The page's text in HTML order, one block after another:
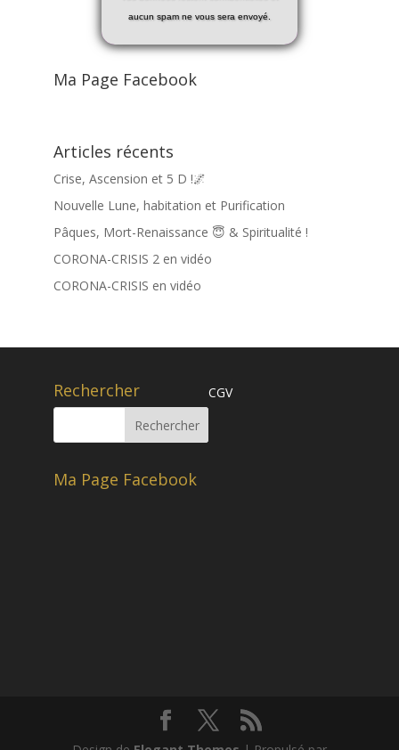
aucun spam ne vous sera envoyé.
Ma Page Facebook
Articles récents
Crise, Ascension et 5 D !🌌
Nouvelle Lune, habitation et Purification
Pâques, Mort-Renaissance 😇 & Spiritualité !
CORONA-CRISIS 2 en vidéo
CORONA-CRISIS en vidéo
Rechercher CGV
Ma Page Facebook